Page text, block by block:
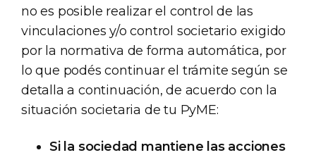
no es posible realizar el control de las
vinculaciones y/o control societario exigido
por la normativa de forma automática, por
lo que podés continuar el trámite según se
detalla a continuación, de acuerdo con la
situación societaria de tu PyME:
Si la sociedad mantiene las acciones